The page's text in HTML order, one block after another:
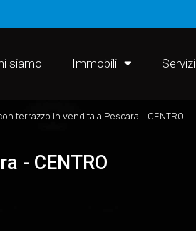
siamo Immobili Servizi
terrazzo in vendita a Pescara - CENTRO
- CENTRO